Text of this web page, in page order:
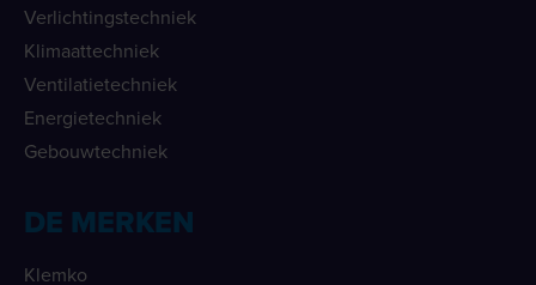
Verlichtingstechniek
Klimaattechniek
Ventilatietechniek
Energietechniek
Gebouwtechniek
DE MERKEN
Klemko